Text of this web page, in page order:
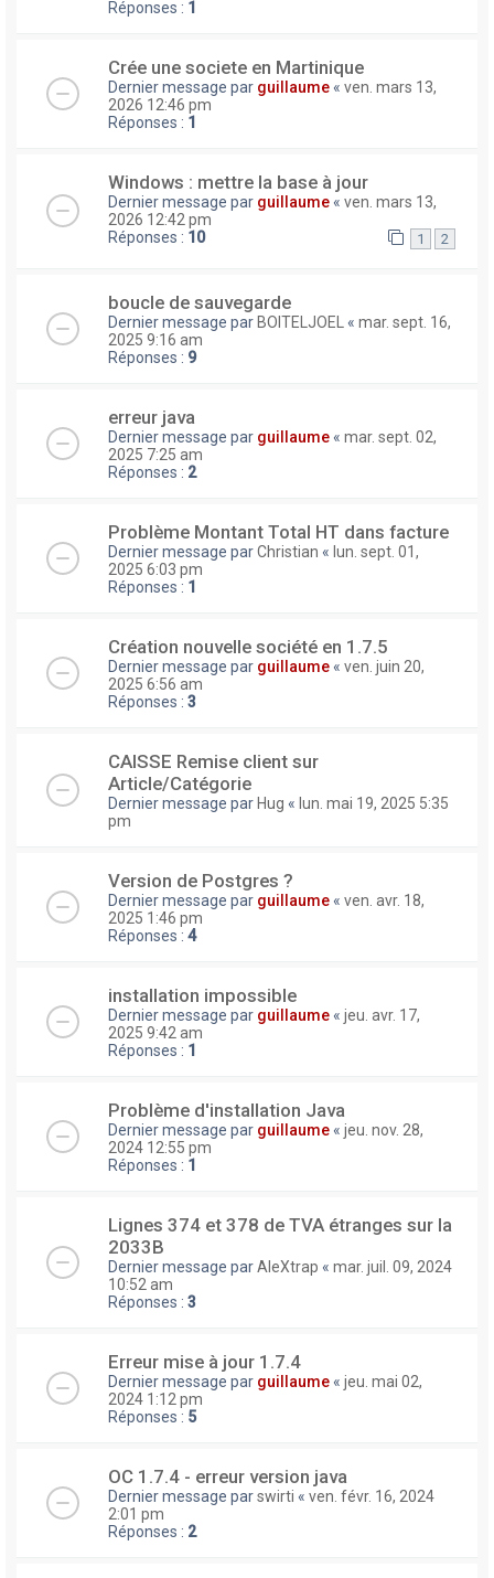
Réponses : 1
Crée une societe en Martinique
Dernier message par guillaume « ven. mars 13,
2026 12:46 pm
Réponses : 1
Windows : mettre la base à jour
Dernier message par guillaume « ven. mars 13,
2026 12:42 pm
Réponses : 10 1 2
boucle de sauvegarde
Dernier message par BOITELJOEL « mar. sept. 16,
2025 9:16 am
Réponses : 9
erreur java
Dernier message par guillaume « mar. sept. 02,
2025 7:25 am
Réponses : 2
Problème Montant Total HT dans facture
Dernier message parChristian « lun. sept. 01,
2025 6:03 pm
Réponses : 1
Création nouvelle société en 1.7.5
Dernier message par guillaume « ven. juin 20,
2025 6:56 am
Réponses : 3
CAISSE Remise client sur
Article/Catégorie
Dernier message par Hug « lun. mai 19, 2025 5:35
pm
Version de Postgres ?
Dernier message par guillaume « ven. avr. 18,
2025 1:46 pm
Réponses : 4
installation impossible
Dernier message par guillaume « jeu. avr. 17,
2025 9:42 am
Réponses : 1
Problème d'installation Java
Dernier message par guillaume « jeu. nov. 28,
2024 12:55 pm
Réponses : 1
Lignes 374 et 378 de TVA étranges sur la
2033B
Dernier message parAleXtrap « mar. juil. 09, 2024
10:52 am
Réponses : 3
Erreur mise à jour 1.7.4
Dernier message par guillaume « jeu. mai 02,
2024 1:12 pm
Réponses : 5
OC 1.7.4 - erreur version java
Dernier message parswirti « ven. févr. 16, 2024
2:01 pm
Réponses : 2